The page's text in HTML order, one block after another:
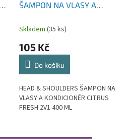
ŠAMPON NA VLASY A
FRESH 2V1 400 ML
Skladem (35 ks)
105 Kč
Do košíku
HEAD & SHOULDERS ŠAMPON NA
VLASY A KONDICIONÉR CITRUS
FRESH 2V1 400 ML